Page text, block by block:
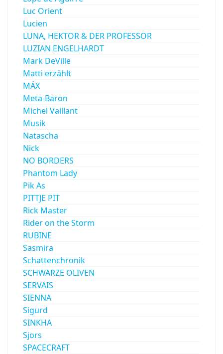
Luc Orient
Lucien
LUNA, HEKTOR & DER PROFESSOR
LUZIAN ENGELHARDT
Mark DeVille
Matti erzählt
MÄX
Meta-Baron
Michel Vaillant
Musik
Natascha
Nick
NO BORDERS
Phantom Lady
Pik As
PITTJE PIT
Rick Master
Rider on the Storm
RUBINE
Sasmira
Schattenchronik
SCHWARZE OLIVEN
SERVAIS
SIENNA
Sigurd
SINKHA
Sjors
SPACECRAFT